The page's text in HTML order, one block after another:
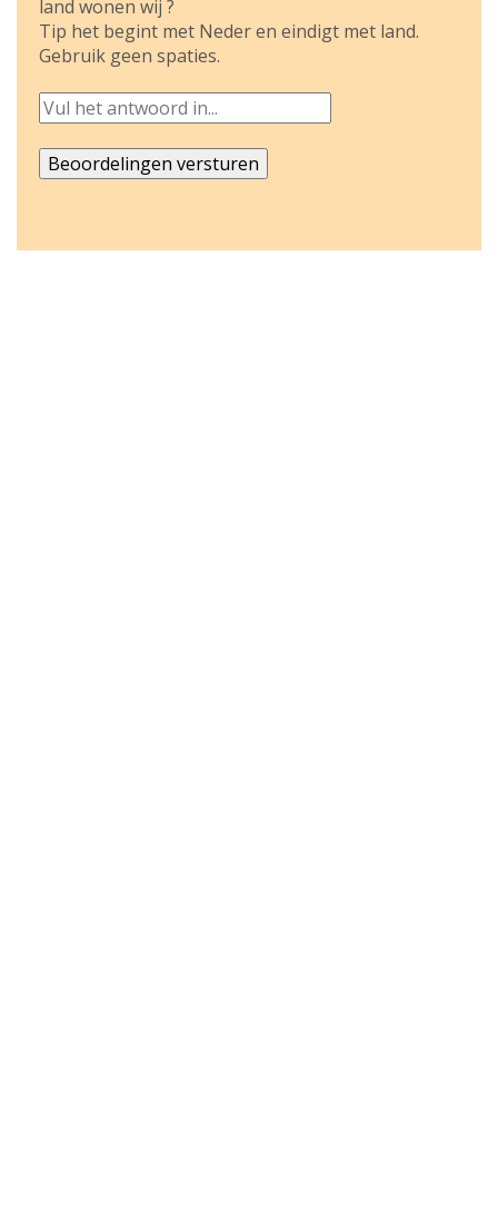
land wonen wij ?
Tip het begint met Neder en eindigt met land.
Gebruik geen spaties.